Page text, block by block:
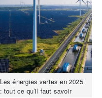
Les énergies vertes en 2025
: tout ce qu’il faut savoir